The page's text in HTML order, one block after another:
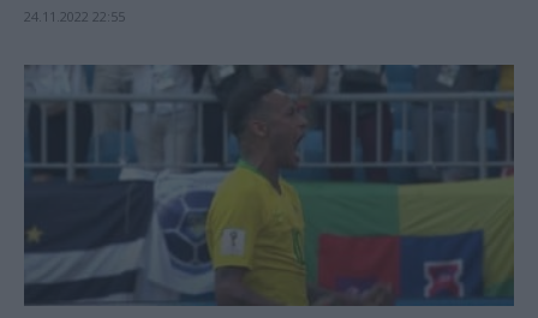
24.11.2022 22:55